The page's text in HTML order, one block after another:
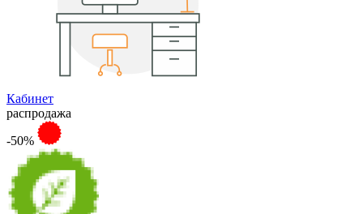
Кабинет
распродажа
-50%